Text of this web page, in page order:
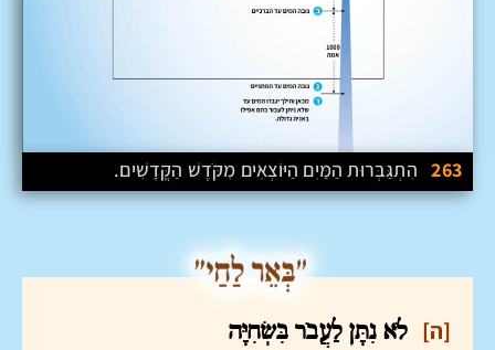
263 הִתְגַּבְּרוּת הַמַּיִם הַיּוֹצְאִים מִקֹּדֶשׁ הַקֳּדָשִׁים.
[ה] לֹא נִתָּן לַעֲבֹר בִּשְׂחִיָּה